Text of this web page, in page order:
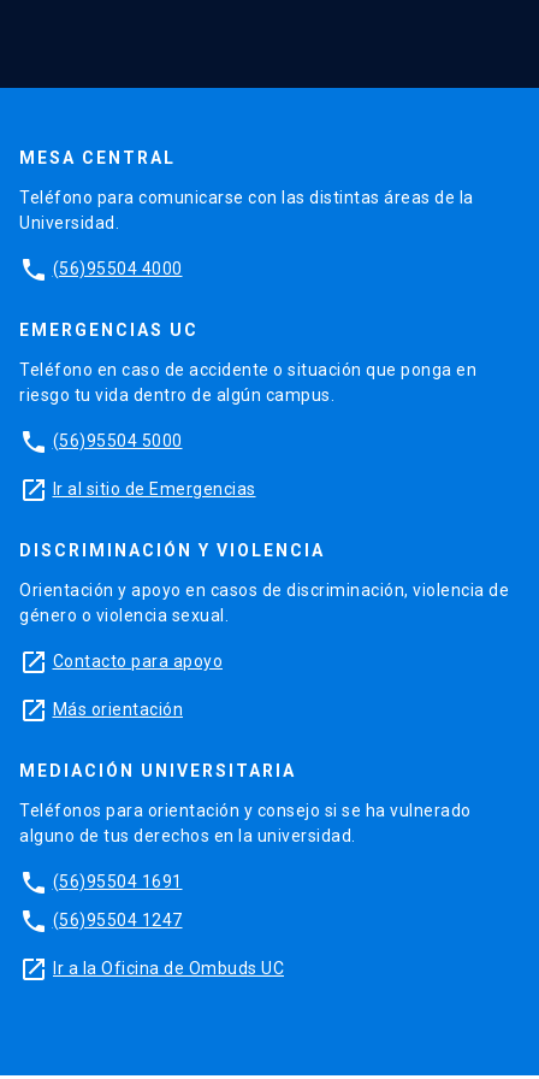
MESA CENTRAL
Teléfono para comunicarse con las distintas áreas de la
Universidad.
phone (56)95504 4000
EMERGENCIAS UC
Teléfono en caso de accidente o situación que ponga en
riesgo tu vida dentro de algún campus.
phone (56)95504 5000
launch Ir al sitio de Emergencias
DISCRIMINACIÓN Y VIOLENCIA
Orientación y apoyo en casos de discriminación, violencia de
género o violencia sexual.
launch Contacto para apoyo
launch Más orientación
MEDIACIÓN UNIVERSITARIA
Teléfonos para orientación y consejo si se ha vulnerado
alguno de tus derechos en la universidad.
phone (56)95504 1691
phone (56)95504 1247
launch Ir a la Oficina de Ombuds UC